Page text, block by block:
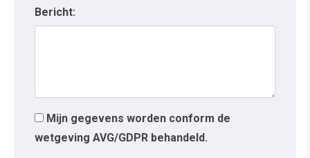
Bericht:
Mijn gegevens worden conform de
wetgeving AVG/GDPR behandeld.